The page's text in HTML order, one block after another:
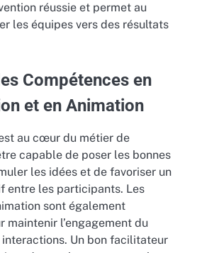
réussie et permet au
les équipes vers des résultats
Compétences en
et en Animation
au cœur du métier de
capable de poser les bonnes
les idées et de favoriser un
entre les participants. Les
sont également
maintenir l’engagement du
Un bon facilitateur